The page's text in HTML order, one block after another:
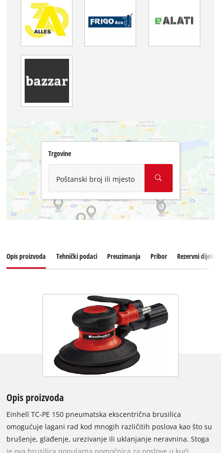
Trgovine
Poštanski broj ili mjesto
Opis proizvoda Tehnički podaci Preuzimanja Pribor Rezervni dijelovi
Opis proizvoda
Einhell TC-PE 150 pneumatska ekscentrična brusilica
omogućuje lagani rad kod mnogih različitih poslova kao što su
brušenje, glađenje, urezivanje ili uklanjanje neravnina. Stoga